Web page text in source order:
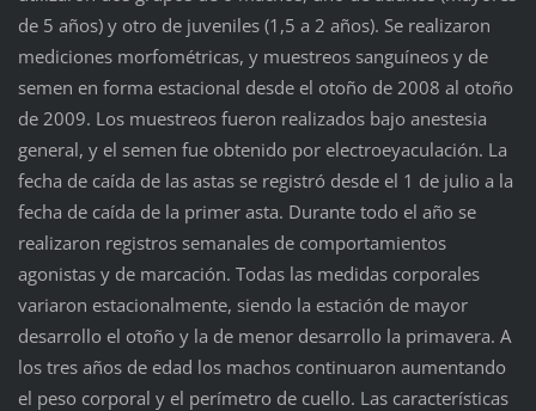
de 5 años) y otro de juveniles (1,5 a 2 años). Se realizaron
mediciones morfométricas, y muestreos sanguíneos y de
semen en forma estacional desde el otoño de 2008 al otoño
de 2009. Los muestreos fueron realizados bajo anestesia
general, y el semen fue obtenido por electroeyaculación. La
fecha de caída de las astas se registró desde el 1 de julio a la
fecha de caída de la primer asta. Durante todo el año se
realizaron registros semanales de comportamientos
agonistas y de marcación. Todas las medidas corporales
variaron estacionalmente, siendo la estación de mayor
desarrollo el otoño y la de menor desarrollo la primavera. A
los tres años de edad los machos continuaron aumentando
el peso corporal y el perímetro de cuello. Las características